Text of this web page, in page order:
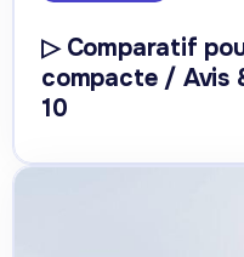
▷ Comparatif
compacte / Avis
10